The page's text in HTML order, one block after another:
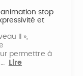
stop
et
II »,
permettre à
Lire